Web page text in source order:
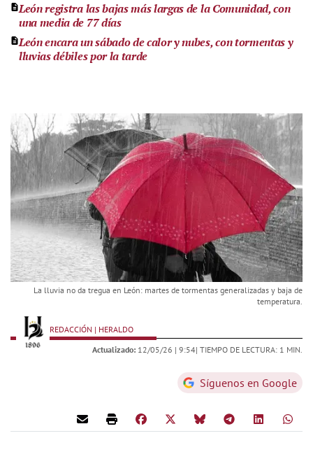
León registra las bajas más largas de la Comunidad, con
una media de 77 días
León encara un sábado de calor y nubes, con tormentas y
lluvias débiles por la tarde
La lluvia no da tregua en León: martes de tormentas generalizadas y baja de
temperatura.
REDACCIÓN | HERALDO
Actualizado: 12/05/26 | 9:54| TIEMPO DE LECTURA: 1 MIN.
Síguenos en Google